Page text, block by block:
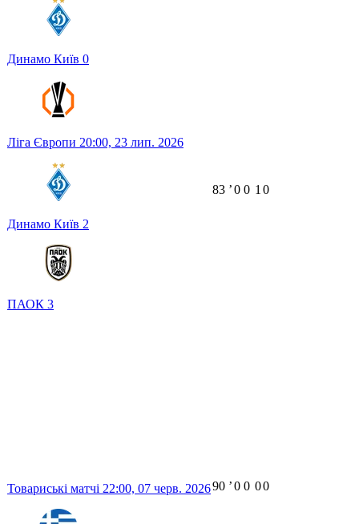
Динамо Київ 0
Ліга Європи 20:00, 23 лип. 2026
Динамо Київ 2
ПАОК 3
83 ʼ0 0 1 0
Товариські матчі 22:00, 07 черв. 202690 ʼ0 0 00